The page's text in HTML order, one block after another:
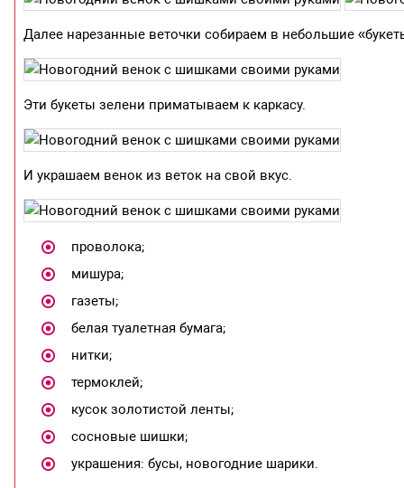
Далее нарезанные веточки собираем в небольшие
Эти букеты зелени приматываем к каркасу.
И украшаем венок из веток на свой вкус.
проволока;
мишура;
газеты;
белая туалетная бумага;
нитки;
термоклей;
кусок золотистой ленты;
сосновые шишки;
украшения: бусы, новогодние шарики.